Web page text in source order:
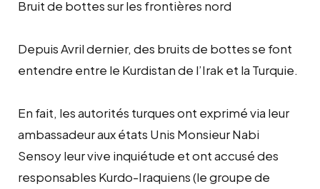
Bruit de bottes sur les frontières nord
Depuis Avril dernier, des bruits de bottes se font
entendre entre le Kurdistan de l’Irak et la Turquie.
En fait, les autorités turques ont exprimé via leur
ambassadeur aux états Unis Monsieur Nabi
Sensoy leur vive inquiétude et ont accusé des
responsables Kurdo-Iraquiens (le groupe de